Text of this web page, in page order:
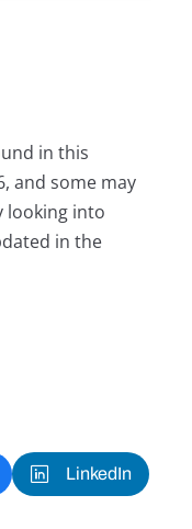
in this
and some may
looking into
in the
LinkedIn